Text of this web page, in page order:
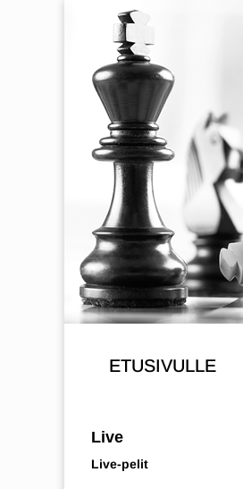
ETUSIVULLE
Live
Live-pelit